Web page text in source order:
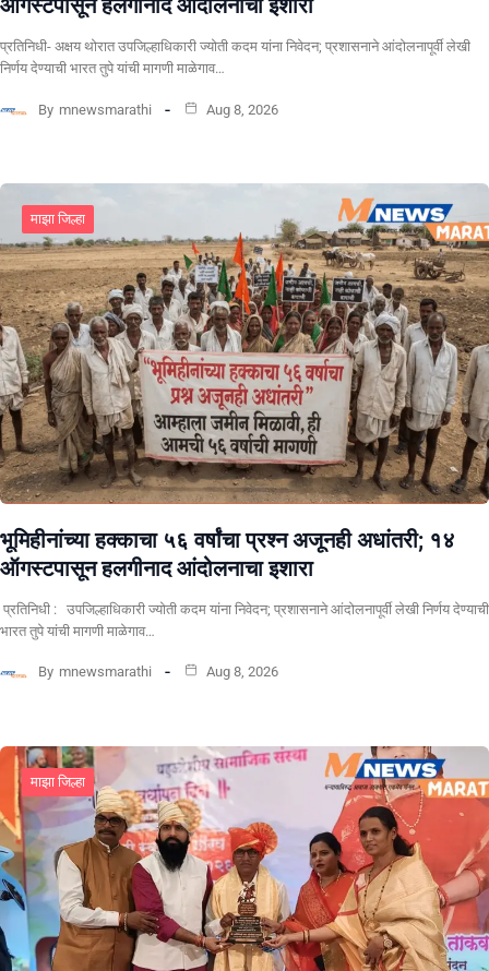
ऑगस्टपासून हलगीनाद आंदोलनाचा इशारा
प्रतिनिधी- अक्षय थोरात उपजिल्हाधिकारी ज्योती कदम यांना निवेदन; प्रशासनाने आंदोलनापूर्वी लेखी
निर्णय देण्याची भारत तुपे यांची मागणी माळेगाव…
By mnewsmarathi Aug 8, 2026
माझा जिल्हा
भूमिहीनांच्या हक्काचा ५६ वर्षांचा प्रश्न अजूनही अधांतरी; १४
ऑगस्टपासून हलगीनाद आंदोलनाचा इशारा
प्रतिनिधी : उपजिल्हाधिकारी ज्योती कदम यांना निवेदन; प्रशासनाने आंदोलनापूर्वी लेखी निर्णय देण्याची
भारत तुपे यांची मागणी माळेगाव…
By mnewsmarathi Aug 8, 2026
माझा जिल्हा